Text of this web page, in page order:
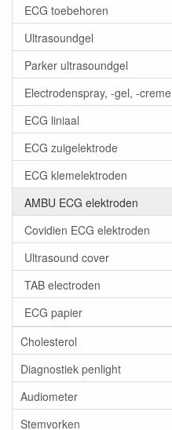
ECG toebehoren
Ultrasoundgel
Parker ultrasoundgel
Electrodenspray, -gel, -creme
ECG liniaal
ECG zuigelektrode
ECG klemelektroden
AMBU ECG elektroden
Covidien ECG elektroden
Ultrasound cover
TAB electroden
ECG papier
Cholesterol
Diagnostiek penlight
Audiometer
Stemvorken